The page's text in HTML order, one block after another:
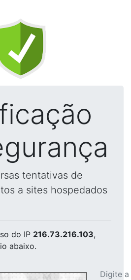
tentativas de
a sites hospedados
do IP 216.73.216.103,
abaixo.
Digite